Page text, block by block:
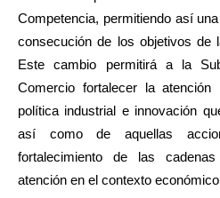
Competencia, permitiendo así
consecución de los objetivos de
Este cambio permitirá a la
Comercio fortalecer la
política industrial e innovación
así como de aquellas
fortalecimiento de las
atención en el contexto